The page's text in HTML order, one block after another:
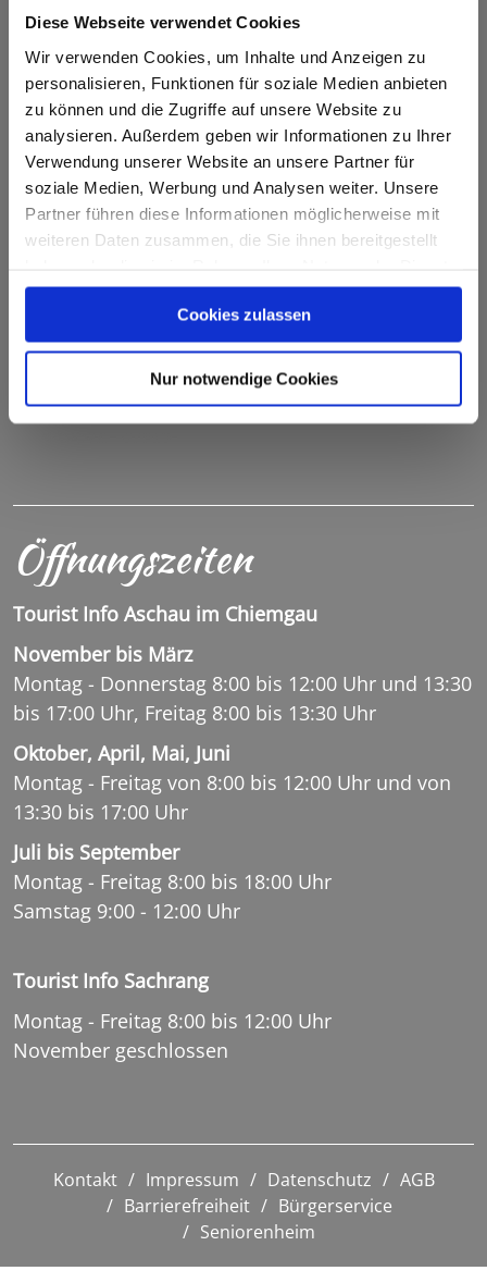
Diese Webseite verwendet Cookies
Wir verwenden Cookies, um Inhalte und Anzeigen zu
personalisieren, Funktionen für soziale Medien anbieten
zu können und die Zugriffe auf unsere Website zu
analysieren. Außerdem geben wir Informationen zu Ihrer
Verwendung unserer Website an unsere Partner für
soziale Medien, Werbung und Analysen weiter. Unsere
Partner führen diese Informationen möglicherweise mit
weiteren Daten zusammen, die Sie ihnen bereitgestellt
gesammelt haben.
Cookies zulassen
Nur notwendige Cookies
Tel.: +49 (0) 8052 90 49 0
Fax.: +49 (0) 8052 90 49 45
INFO@ASCHAU.DE
Tourist Info Sachrang
Dorfstr. 20
Tel.: +49 (0) 8057 90 97 37
Fax.: +49 (0) 8057 1051
Öffnungszeiten
Tourist Info Aschau im Chiemgau
November bis März
Montag - Donnerstag 8:00 bis 12:00 Uhr und 13:30
bis 17:00 Uhr, Freitag 8:00 bis 13:30 Uhr
Oktober, April, Mai, Juni
Montag - Freitag von 8:00 bis 12:00 Uhr und von
13:30 bis 17:00 Uhr
Juli bis September
Montag - Freitag 8:00 bis 18:00 Uhr
Samstag 9:00 - 12:00 Uhr
Tourist Info Sachrang
Montag - Freitag 8:00 bis 12:00 Uhr
November geschlossen
Kontakt Impressum Datenschutz
AGB
Barrierefreiheit
Bürgerservice
Seniorenheim